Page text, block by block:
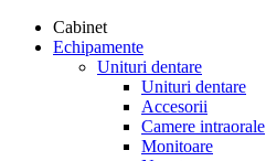
Cabinet
Echipamente
Unituri dentare
Unituri dentare
Accesorii
Camere intraorale
Monitoare